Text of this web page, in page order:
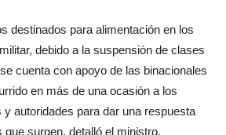
destinados para alimentación en los
debido a la suspensión de clases
cuenta con apoyo de las binacionales
en más de una ocasión a los
autoridades para dar una respuesta
que surgen, detalló el ministro.